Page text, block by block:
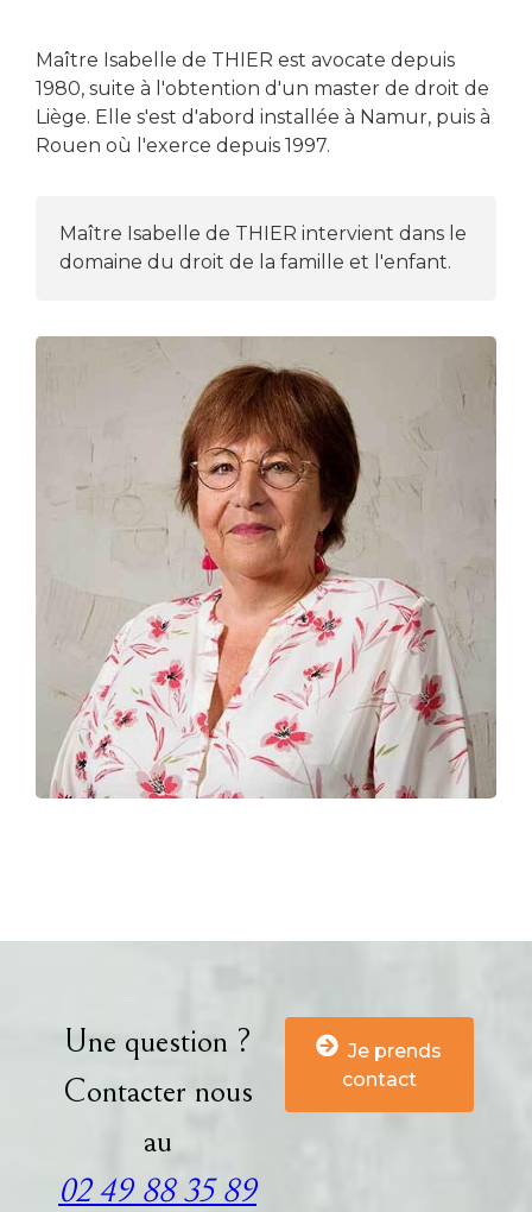
Maître Isabelle de THIER est avocate depuis
1980, suite à l'obtention d'un master de droit de
Liège. Elle s'est d'abord installée à Namur, puis à
Rouen où l'exerce depuis 1997.
Maître Isabelle de THIER intervient dans le
domaine du droit de la famille et l'enfant.
Une question ?
Contacter nous
au
02 49 88 35 89
Je prends
contact